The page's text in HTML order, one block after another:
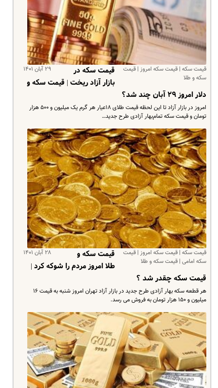
قیمت سکه | قیمت سکه امروز | قیمت
سکه و طلا
۲۹ آبان ۱۴۰۱
قیمت سکه در
بازار آزاد ریخت | قیمت سکه و
دلار امروز ۲۹ آبان چند شد؟
امروز در بازار آزاد تا این لحظه قیمت طلای ۱۸عیار هر گرم یک میلیون و ۵۰۰ هزار
تومان و قیمت سکه تمام‌بهار آزادی طرح جدید…
قیمت سکه | قیمت سکه امروز | قیمت
سکه امامی | قیمت سکه و طلا
۲۸ آبان ۱۴۰۱
قیمت سکه و
طلا امروز مردم را شوکه کرد |
قیمت سکه چقدر شد ؟
هر قطعه سکه بهار آزادی طرح جدید در بازار آزاد تهران امروز شنبه به قیمت ۱۶
میلیون و ۱۵۰ هزار تومان به فروش می رسد.